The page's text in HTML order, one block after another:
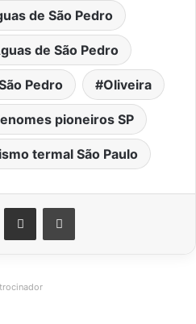
de São Pedro
de São Pedro
Pedro Oliveira
pioneiros SP
termal São Paulo
Compartilhar via e-mail Imprimir